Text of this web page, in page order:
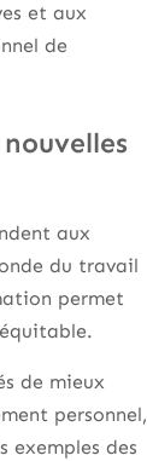
et aux
de
aux
du travail
permet
de mieux
personnel,
exemples des